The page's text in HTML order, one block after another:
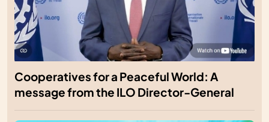
Cooperatives for a Peaceful World: A
message from the ILO Director-General